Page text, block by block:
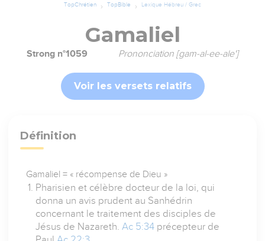
TopChrétien TopBible Lexique Hébreu / Grec
Gamaliel
Strong n°1059 Prononciation [gam-al-ee-ale']
Voir les versets relatifs
Définition
Gamaliel = « récompense de Dieu »
Pharisien et célèbre docteur de la loi, qui
donna un avis prudent au Sanhédrin
concernant le traitement des disciples de
Jésus de Nazareth.Ac 5:34 précepteur de